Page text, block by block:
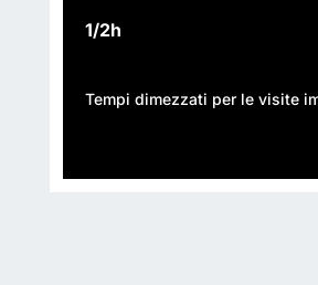
1/2h
Tempi dimezzati per le visite